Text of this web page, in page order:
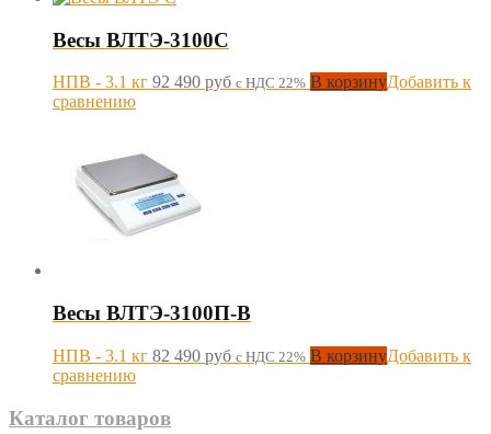
Весы ВЛТЭ-3100С
НПВ - 3.1 кг 92 490 руб с НДС 22% В корзинуДобавить к
сравнению
Весы ВЛТЭ-3100П-В
НПВ - 3.1 кг 82 490 руб с НДС 22% В корзинуДобавить к
сравнению
Каталог товаров